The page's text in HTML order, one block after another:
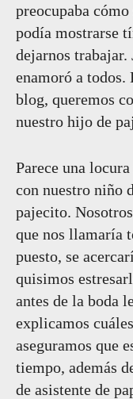
preocupaba
podía mostrarse
dejarnos trabajar.
enamoró a todos.
blog, queremos
nuestro hijo de
Parece una
con nuestro niño
pajecito.
que nos llamaría
puesto, se
quisimos
antes de la boda
explicamos
aseguramos que
tiempo, además
de asistente de